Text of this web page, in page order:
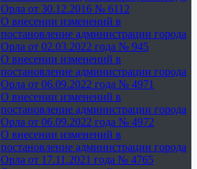
Орла от 30.12.2016 № 6112
О внесении изменений в
постановление администрации города
Орла от 02.03.2022 года № 945
О внесении изменений в
постановление администрации города
Орла от 06.09.2022 года № 4971
О внесении изменений в
постановление администрации города
Орла от 06.09.2022 года № 4972
О внесении изменений в
постановление администрации города
Орла от 17.11.2021 года № 4765